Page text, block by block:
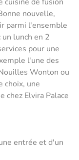
nouvelle,
parmi l'ensemble
lunch en 2
pour une
l'une des
Wonton ou
choix, une
chez Elvira Palace
entrée et d'un